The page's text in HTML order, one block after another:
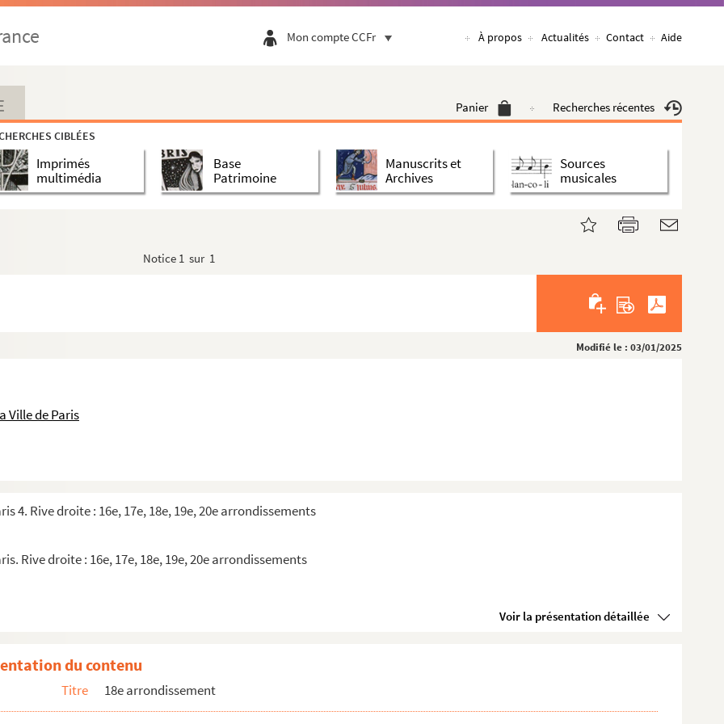
Mon compte CCFr À propos Actualités Contact Aide
Panier Recherches récentes
CIBLÉES
Imprimés
multimédia
Base
Patrimoine
Manuscrits et
Archives
Sources
musicales
Notice 1 sur 1
Modifié le : 03/01/2025
Ville de Paris
4. Rive droite : 16e, 17e, 18e, 19e, 20e arrondissements
Rive droite : 16e, 17e, 18e, 19e, 20e arrondissements
Voir la présentation détaillée
Jean-Claude Houdinière
du contenu
Titre 18e arrondissement